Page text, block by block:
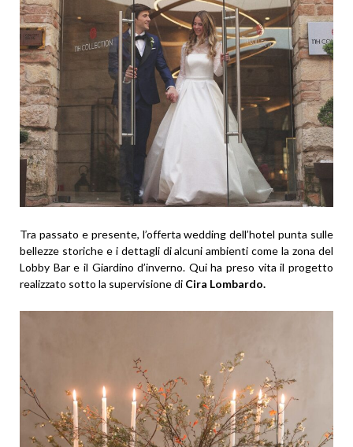
Tra passato e presente, l’offerta wedding dell’hotel punta sulle
bellezze storiche e i dettagli di alcuni ambienti come la zona del
Lobby Bar e il Giardino d’inverno. Qui ha preso vita il progetto
realizzato sotto la supervisione di Cira Lombardo.